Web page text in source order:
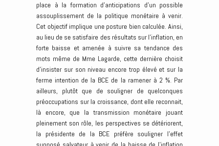
place à la formation d’anticipations d’un possible
assouplissement de la politique monétaire à venir.
Cet objectif implique une posture bien calculée. Ainsi,
au lieu de se satisfaire des résultats sur l’inflation, en
forte baisse et amenée à suivre sa tendance des
mots même de Mme Lagarde, cette dernière choisit
d’insister sur son niveau encore trop élevé et sur la
ferme intention de la BCE de la ramener à 2 %. Par
ailleurs, plutôt que de souligner de quelconques
préoccupations sur la croissance, dont elle reconnait,
là encore, que la transmission monétaire jouant
pleinement son rôle, les perspectives se détériorent,
la présidente de la BCE préfère souligner l’effet